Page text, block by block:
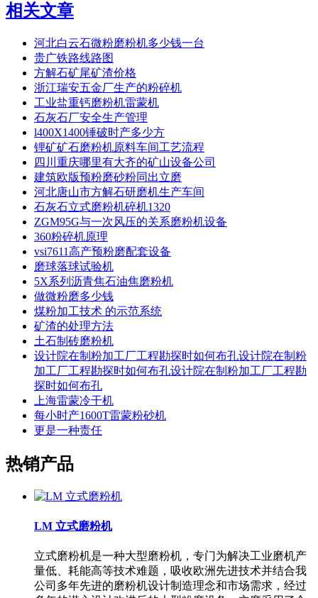
相关文章
河北白云石微粉磨粉机多少钱一台
贵广铁路线路图
方解石矿尾矿渣价格
浙江瑞安五金厂生产的粉碎机
工业盐重钙磨粉机雷蒙机
石灰石厂安全生产管理
l400X1400锤破时产多少方
锂矿矿石磨粉机原料车间工艺流程
四川重庆哪里有大齐的矿山设备公司
建筑欧版预粉磨砂粉同出立磨
河北唐山市方解石研磨机生产车间
石灰石立式磨粉机碎机1320
ZGM95G与一次风压的关系磨粉机设备
360粉碎机原理
vsi7611高产预粉磨配套设备
磨球落球试验机
5X系列沥青焦石油焦磨粉机
做微粉磨多少钱
煤粉加工技术 的示范系统
矿渣的处理方法
土石制砖磨粉机
设计院在制粉加工厂工程勘探时如何布孔设计院在制粉
加工厂工程勘探时如何布孔设计院在制粉加工厂工程勘
探时如何布孔
上海雷蒙冷干机
每小时产1600T雷蒙粉砂机
更是一种责任
热销产品
LM 立式磨粉机
立式磨粉机是一种大型磨粉机，专门为解决工业磨机产
量低、耗能高等技术难题，吸收欧洲先进技术并结合我
公司多年先进的磨粉机设计制造理念和市场需求，经过